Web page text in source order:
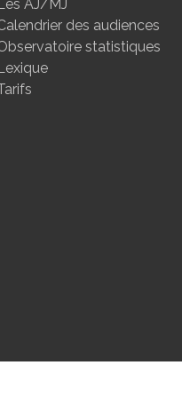
AJ/MJ
des audiences
statistiques